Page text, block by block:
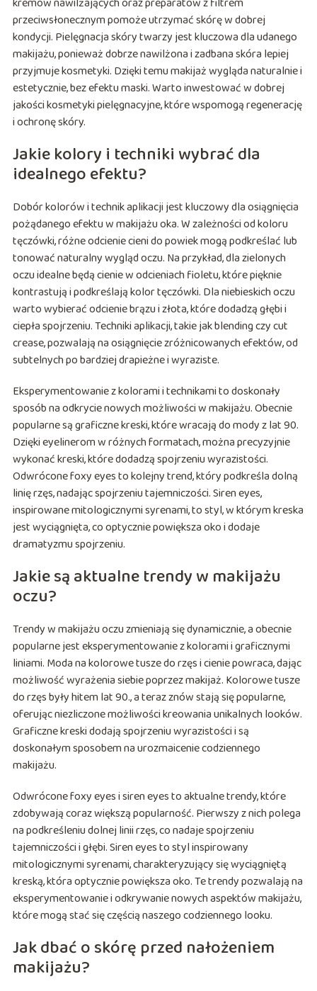
przeciwsłonecznym pomoże utrzymać skórę w dobrej
kondycji. Pielęgnacja skóry twarzy jest kluczowa dla udanego
makijażu, ponieważ dobrze nawilżona i zadbana skóra lepiej
przyjmuje kosmetyki. Dzięki temu makijaż wygląda naturalnie i
estetycznie, bez efektu maski. Warto inwestować w dobrej
jakości kosmetyki pielęgnacyjne, które wspomogą regenerację
i ochronę skóry.
Jakie kolory i techniki wybrać dla
idealnego efektu?
Dobór kolorów i technik aplikacji jest kluczowy dla osiągnięcia
pożądanego efektu w makijażu oka. W zależności od koloru
tęczówki, różne odcienie cieni do powiek mogą podkreślać lub
tonować naturalny wygląd oczu. Na przykład, dla zielonych
oczu idealne będą cienie w odcieniach fioletu, które pięknie
kontrastują i podkreślają kolor tęczówki. Dla niebieskich oczu
warto wybierać odcienie brązu i złota, które dodadzą głębi i
ciepła spojrzeniu. Techniki aplikacji, takie jak blending czy cut
crease, pozwalają na osiągnięcie zróżnicowanych efektów, od
subtelnych po bardziej drapieżne i wyraziste.
Eksperymentowanie z kolorami i technikami to doskonały
sposób na odkrycie nowych możliwości w makijażu. Obecnie
popularne są graficzne kreski, które wracają do mody z lat 90.
Dzięki eyelinerom w różnych formatach, można precyzyjnie
wykonać kreski, które dodadzą spojrzeniu wyrazistości.
Odwrócone foxy eyes to kolejny trend, który podkreśla dolną
linię rzęs, nadając spojrzeniu tajemniczości. Siren eyes,
inspirowane mitologicznymi syrenami, to styl, w którym kreska
jest wyciągnięta, co optycznie powiększa oko i dodaje
dramatyzmu spojrzeniu.
Jakie są aktualne trendy w makijażu
oczu?
Trendy w makijażu oczu zmieniają się dynamicznie, a obecnie
popularne jest eksperymentowanie z kolorami i graficznymi
liniami. Moda na kolorowe tusze do rzęs i cienie powraca, dając
możliwość wyrażenia siebie poprzez makijaż. Kolorowe tusze
do rzęs były hitem lat 90., a teraz znów stają się popularne,
oferując niezliczone możliwości kreowania unikalnych looków.
Graficzne kreski dodają spojrzeniu wyrazistości i są
doskonałym sposobem na urozmaicenie codziennego
makijażu.
Odwrócone foxy eyes i siren eyes to aktualne trendy, które
zdobywają coraz większą popularność. Pierwszy z nich polega
na podkreśleniu dolnej linii rzęs, co nadaje spojrzeniu
tajemniczości i głębi. Siren eyes to styl inspirowany
mitologicznymi syrenami, charakteryzujący się wyciągniętą
kreską, która optycznie powiększa oko. Te trendy pozwalają na
eksperymentowanie i odkrywanie nowych aspektów makijażu,
które mogą stać się częścią naszego codziennego looku.
Jak dbać o skórę przed nałożeniem
makijażu?